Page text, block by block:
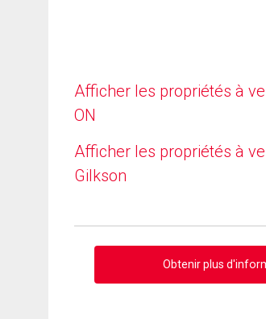
Afficher les propriétés à
ON
Afficher les propriétés à
Gilkson
Obtenir plus